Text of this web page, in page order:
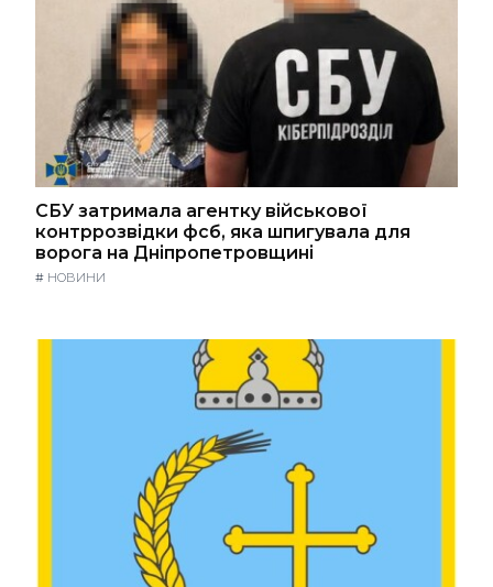
СБУ затримала агентку військової
контррозвідки фсб, яка шпигувала для
ворога на Дніпропетровщині
# НОВИНИ